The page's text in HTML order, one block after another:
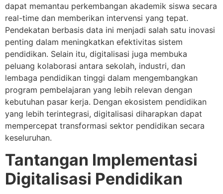
dapat memantau perkembangan akademik siswa secara
real-time dan memberikan intervensi yang tepat.
Pendekatan berbasis data ini menjadi salah satu inovasi
penting dalam meningkatkan efektivitas sistem
pendidikan. Selain itu, digitalisasi juga membuka
peluang kolaborasi antara sekolah, industri, dan
lembaga pendidikan tinggi dalam mengembangkan
program pembelajaran yang lebih relevan dengan
kebutuhan pasar kerja. Dengan ekosistem pendidikan
yang lebih terintegrasi, digitalisasi diharapkan dapat
mempercepat transformasi sektor pendidikan secara
keseluruhan.
Tantangan Implementasi
Digitalisasi Pendidikan